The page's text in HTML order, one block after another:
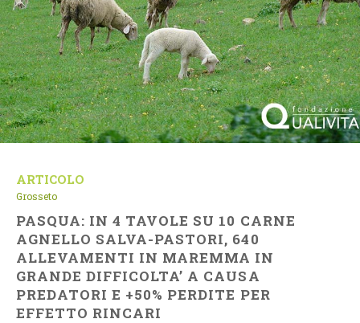
ARTICOLO
Grosseto
PASQUA: IN 4 TAVOLE SU 10 CARNE
AGNELLO SALVA-PASTORI, 640
ALLEVAMENTI IN MAREMMA IN
GRANDE DIFFICOLTA’ A CAUSA
PREDATORI E +50% PERDITE PER
EFFETTO RINCARI